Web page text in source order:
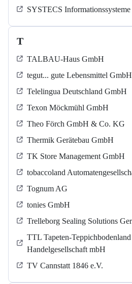
SYSTECS
T
TALBAU-Haus GmbH
tegut... gute Lebensmittel
Telelingua Deutschland GmbH
Texon Möckmühl GmbH
Theo Förch GmbH & Co. KG
Thermik Gerätebau GmbH
TK Store Management GmbH
tobaccoland
Tognum AG
tonies GmbH
Trelleborg Sealing Solutions
TTL Tapeten-Teppichbodenland
Handelgesellschaft mbH
TV Cannstatt 1846 e.V.